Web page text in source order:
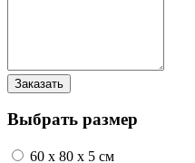
Выбрать размер
60 x 80 x 5 см